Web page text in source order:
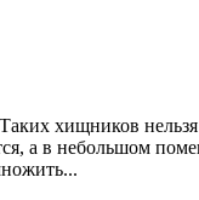
хищников
а в небольшом